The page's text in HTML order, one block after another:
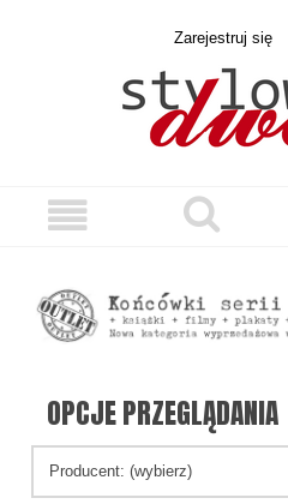
Zarejestruj się
OPCJE PRZEGLĄDANIA
Producent: (wybierz)